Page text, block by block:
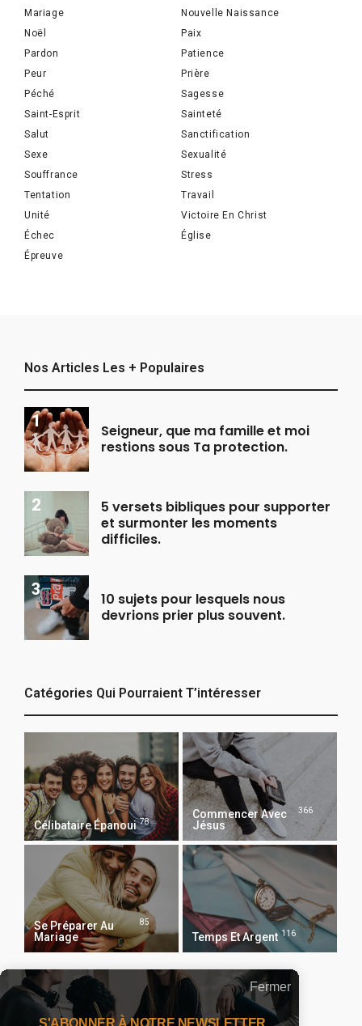
Mariage
Nouvelle Naissance
Noël
Paix
Pardon
Patience
Peur
Prière
Péché
Sagesse
Saint-Esprit
Sainteté
Salut
Sanctification
Sexe
Sexualité
Souffrance
Stress
Tentation
Travail
Unité
Victoire En Christ
Échec
Église
Épreuve
Nos Articles Les + Populaires
Seigneur, que ma famille et moi
restions sous Ta protection.
5 versets bibliques pour supporter
et surmonter les moments
difficiles.
10 sujets pour lesquels nous
devrions prier plus souvent.
Catégories Qui Pourraient T’intéresser
Célibataire Épanoui 78
Commencer Avec
Jésus
366
Se Préparer Au
Mariage
85
Temps Et Argent 116
Recevoir Notre Newsletter Chaque Matin
Fermer
S'ABONNER À NOTRE NEWSLETTER